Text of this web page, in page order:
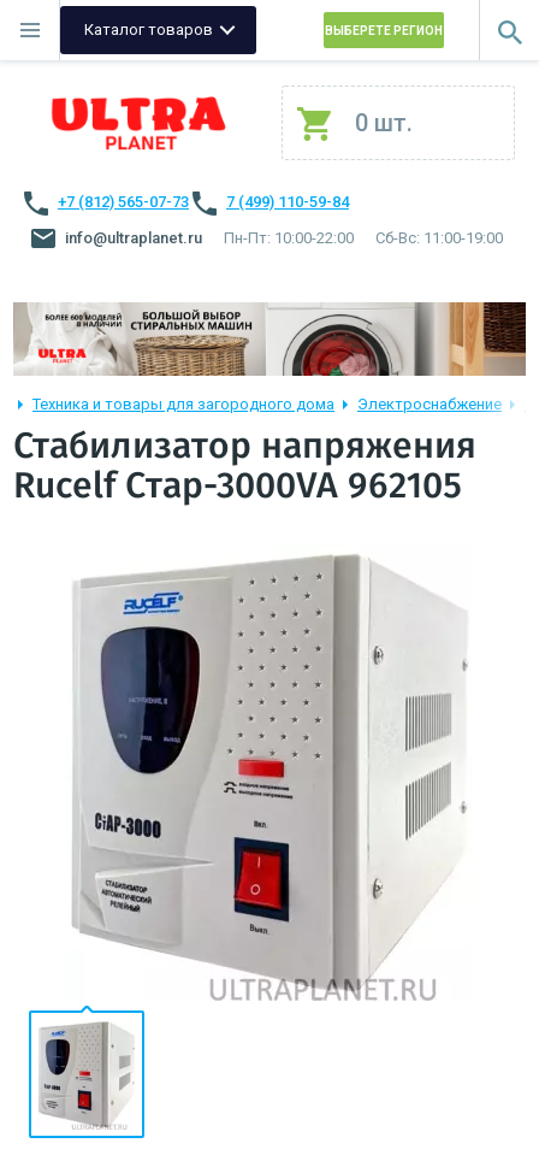
Каталог товаров ВЫБЕРЕТЕ РЕГИОН
0 шт.
+7 (812) 565-07-73
7 (499) 110-59-84
info@ultraplanet.ru
Пн-Пт: 10:00-22:00 Сб-Вс: 11:00-19:00
Техника и товары для загородного дома Электроснабжение
Стабилизатор напряжения
Rucelf Cтар-3000VA 962105